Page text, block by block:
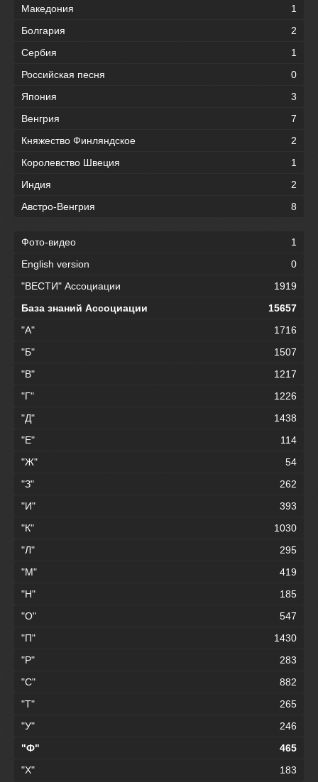
Македония
1
Болгария
2
Сербия
1
Российская песня
0
Япония
3
Венгрия
7
Княжество Финляндское
2
Королевство Швеция
1
Индия
2
Австро-Венгрия
8
Фото-видео
1
English version
0
"ВЕСТИ" Ассоциации
1919
База знаний Ассоциации
15657
"А"
1716
"Б"
1507
"В"
1217
"Г"
1226
"Д"
1438
"Е"
114
"Ж"
54
"З"
262
"И"
393
"К"
1030
"Л"
295
"М"
419
"Н"
185
"О"
547
"П"
1430
"Р"
283
"С"
882
"Т"
265
"У"
246
"Ф"
465
"Х"
183